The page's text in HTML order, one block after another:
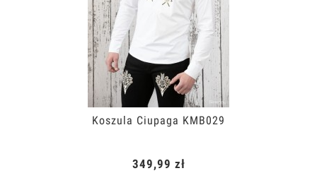
Koszula Ciupaga KMB029
349,99 zł